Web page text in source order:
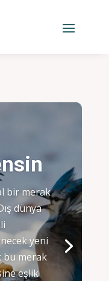
bir merak
dünya
yeni
bu merak
eşlik